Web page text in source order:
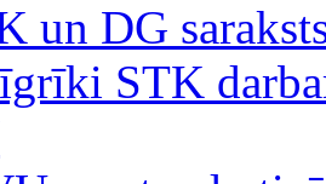
un DG
STK